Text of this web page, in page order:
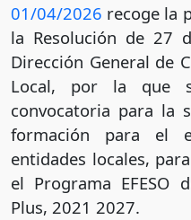
01/04/2026 recoge la
la Resolución de 27
Dirección General de
Local, por la que
convocatoria para la
formación para el
entidades locales,
el Programa EFESO
Plus, 2021 2027.